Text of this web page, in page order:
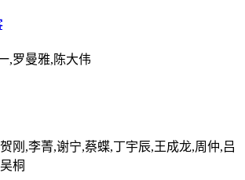
,罗曼雅,陈大伟
刚,李菁,谢宁,蔡蝶,丁宇辰,王成龙,周仲,吕
桐